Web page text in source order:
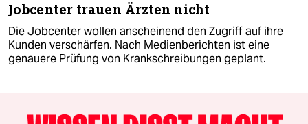
Jobcenter trauen Ärzten nicht
Die Jobcenter wollen anscheinend den Zugriff auf ihre
Kunden verschärfen. Nach Medienberichten ist eine
genauere Prüfung von Krankschreibungen geplant.